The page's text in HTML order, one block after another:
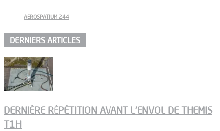
AEROSPATIUM 244
DERNIERS ARTICLES
DERNIÈRE RÉPÉTITION AVANT L’ENVOL DE THEMIS
T1H